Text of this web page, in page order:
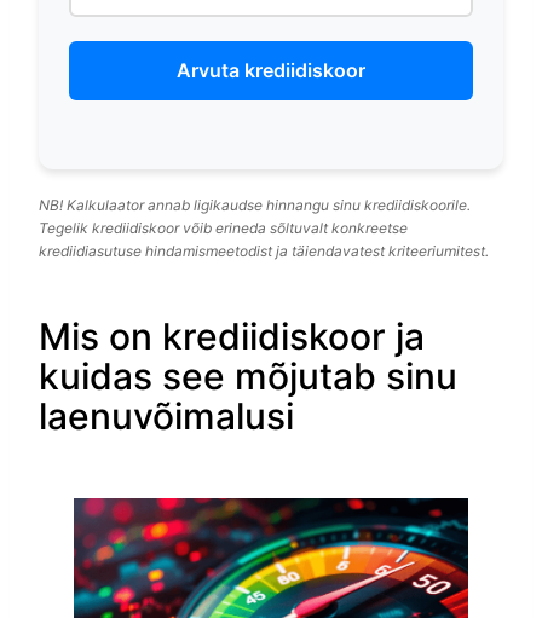
Arvuta krediidiskoor
NB! Kalkulaator annab ligikaudse hinnangu sinu krediidiskoorile.
Tegelik krediidiskoor võib erineda sõltuvalt konkreetse
krediidiasutuse hindamismeetodist ja täiendavatest kriteeriumitest.
Mis on krediidiskoor ja
kuidas see mõjutab sinu
laenuvõimalusi